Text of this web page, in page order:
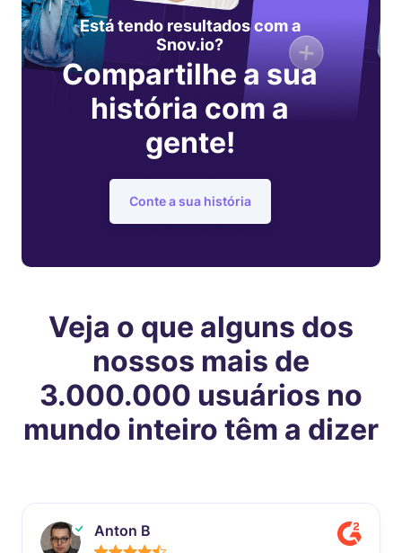
Está tendo resultados com a
Snov.io?
Compartilhe a sua
história com a
gente!
Conte a sua história
Veja o que alguns dos
nossos mais de
3.000.000 usuários no
mundo inteiro têm a dizer
Anton B